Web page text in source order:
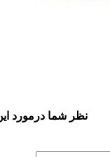
نظر شما درمورد